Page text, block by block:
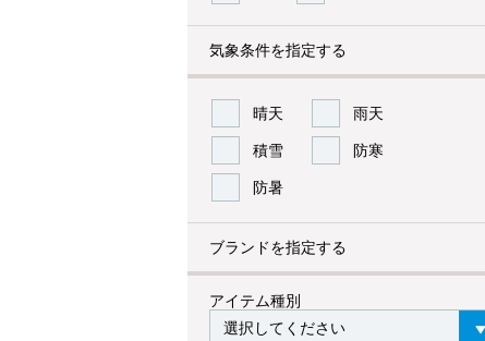
気象条件を指定する
晴天 雨天
積雪 防寒
防暑
ブランドを指定する
アイテム種別